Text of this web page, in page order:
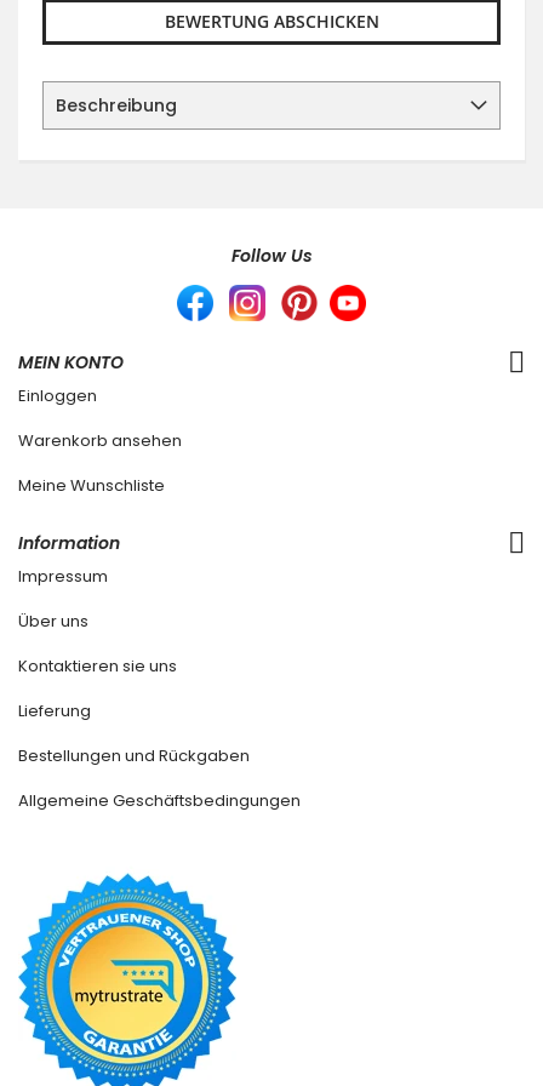
BEWERTUNG ABSCHICKEN
Beschreibung
Follow Us
MEIN KONTO
Einloggen
Warenkorb ansehen
Meine Wunschliste
Information
Impressum
Über uns
Kontaktieren sie uns
Lieferung
Bestellungen und Rückgaben
Allgemeine Geschäftsbedingungen